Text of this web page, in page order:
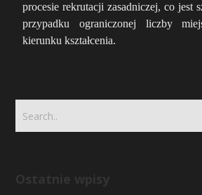
procesie rekrutacji zasadniczej, co jest
przypadku ograniczonej liczby
kierunku kształcenia.